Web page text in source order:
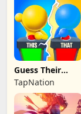
Guess Their
Answer - IQ
Games
TapNation